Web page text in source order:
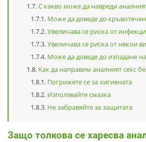
С какво може да навреди
Може да доведе до
Увеличава се риска от
Увеличава се риска от някои
Може да доведе до изпадане
Как да направим аналният секс
Погрижете се за хигиената
Използвайте смазка
Не забравяйте за защитата
Защо толкова се харесва